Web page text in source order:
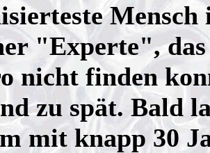
Mensch
"Experte",
nicht finden
zu spät. Bald
mit knapp 30